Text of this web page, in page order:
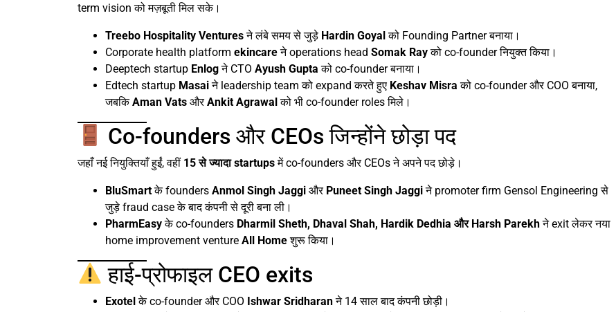
term vision को मज़बूती मिल सके।
Treebo Hospitality Venturesने लंबे समय से जुड़े Hardin Goyalको Founding Partner बनाया।
Corporate health platform ekincareने operations head Somak Rayको co-founder नियुक्त किया।
Deeptech startup Enlogने CTO Ayush Gupta को co-founder बनाया।
Edtech startup Masaiने leadership team को expand करते हुए Keshav Misra को co-founder और COO बनाया,
जबकिAman Vats औरAnkit Agrawalको भी co-founder roles मिले।
Co-founders और CEOs जिन्होंने छोड़ा पद
जहाँ नई नियुक्तियाँ हुईं, वहीं 15 से ज्यादा startupsमें co-founders और CEOs ने अपने पद छोड़े।
BluSmartके founders Anmol Singh Jaggi और Puneet Singh Jaggiने promoter firm Gensol Engineering से
जुड़े fraud case के बाद कंपनी से दूरी बना ली।
PharmEasyके co-founders Dharmil Sheth, Dhaval Shah, Hardik Dedhia और Harsh Parekhने exit लेकर नया
home improvement venture All Homeशुरू किया।
हाई-प्रोफाइल CEO exits
Exotelके co-founder और COO Ishwar Sridharanने 14 साल बाद कंपनी छोड़ी।